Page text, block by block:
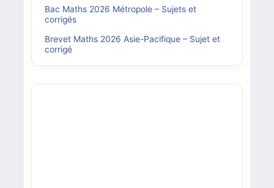
Bac Maths 2026 Métropole – Sujets et
corrigés
Brevet Maths 2026 Asie-Pacifique – Sujet et
corrigé